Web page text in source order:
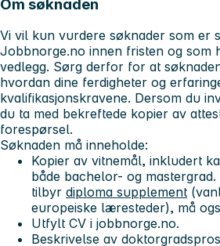
Om søknaden
Vi vil kun vurdere søknader som er
Jobbnorge.no innen fristen og som
vedlegg. Sørg derfor for at
hvordan dine ferdigheter og
kvalifikasjonskravene. Dersom du
du ta med bekreftede kopier av
forespørsel.
Søknaden må inneholde:
Kopier av vitnemål, inkludert
både bachelor- og
tilbyr diploma supplement
europeiske læresteder), må
Utfylt CV i jobbnorge.no.
Beskrivelse av